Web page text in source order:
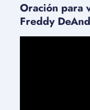
Oración para
Freddy